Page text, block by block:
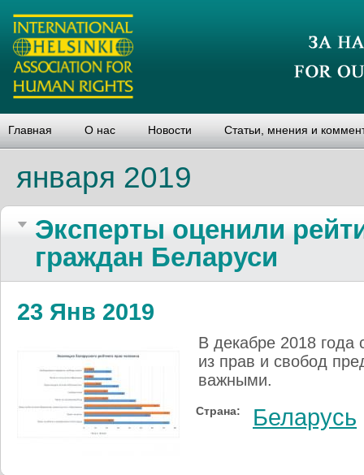
Главная О нас Новости Статьи, мнения и
января 2019
Эксперты оценили
граждан Беларуси
23 Янв 2019
В декабре 2018 года
из прав и свобод
важными.
Страна: Беларусь